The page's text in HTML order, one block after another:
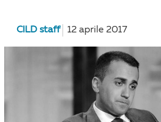
CILD staff 12 aprile 2017